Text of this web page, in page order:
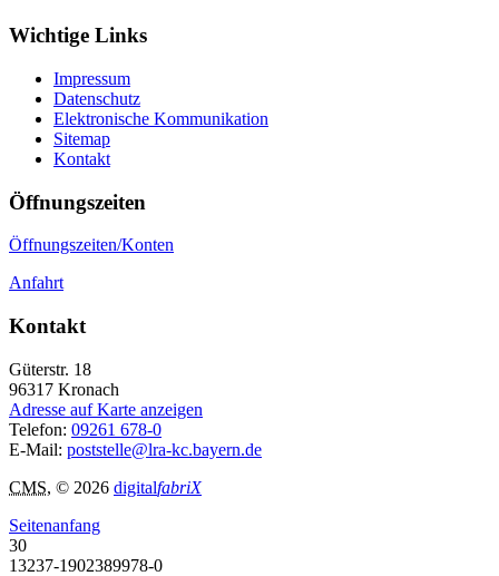
Wichtige Links
Impressum
Datenschutz
Elektronische Kommunikation
Sitemap
Kontakt
Öffnungszeiten
Öffnungszeiten/Konten
Anfahrt
Kontakt
Güterstr. 18
96317 Kronach
Adresse auf Karte anzeigen
Telefon: 09261 678-0
E-Mail: poststelle@lra-kc.bayern.de
CMS, © 2026 digitalfabriX
Seitenanfang
30
13237-1902389978-0